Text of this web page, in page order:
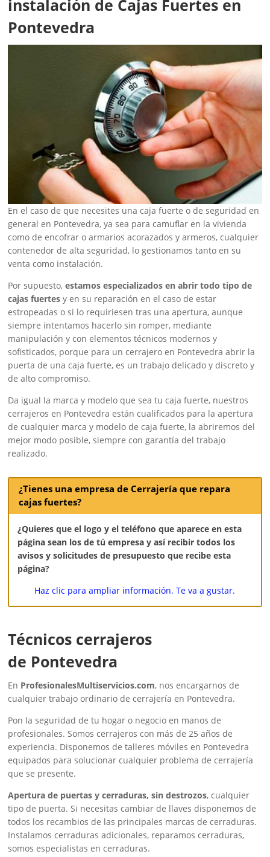
instalación de Cajas Fuertes en
Pontevedra
En el caso de que necesites una caja fuerte o de seguridad en
general en Pontevedra, ya sea para camuflar en la vivienda
como de encofrar o armarios acorazados y armeros, cualquier
contenedor de alta seguridad, lo gestionamos tanto en su
venta como instalación.
Por supuesto,estamos especializados en abrir todo tipo de
cajas fuertes y en su reparación en el caso de estar
estropeadas o si lo requiriesen tras una apertura, aunque
siempre intentamos hacerlo sin romper, mediante
manipulación y con elementos técnicos modernos y
sofisticados, porque para un cerrajero en Pontevedra abrir la
puerta de una caja fuerte, es un trabajo delicado y discreto y
de alto compromiso.
Da igual la marca y modelo que sea tu caja fuerte, nuestros
cerrajeros en Pontevedra están cualificados para la apertura
de cualquier marca y modelo de caja fuerte, la abriremos del
mejor modo posible, siempre con garantía del trabajo
realizado.
¿Tienes una empresa de Cerrajería que repara
cajas fuertes?
¿Quieres que el logo y el teléfono que aparece en esta
página sean los de tú empresa y así recibir todos los
avisos y solicitudes de presupuesto que recibe esta
página?
Haz clic para ampliar información. Te va a gustar.
Técnicos cerrajeros
de Pontevedra
En ProfesionalesMultiservicios.com, nos encargarnos de
cualquier trabajo ordinario de cerrajería en Pontevedra.
Pon la seguridad de tu hogar o negocio en manos de
profesionales. Somos cerrajeros con más de 25 años de
experiencia. Disponemos de talleres móviles en Pontevedra
equipados para solucionar cualquier problema de cerrajería
que se presente.
Apertura de puertas y cerraduras, sin destrozos, cualquier
tipo de puerta. Si necesitas cambiar de llaves disponemos de
todos los recambios de las principales marcas de cerraduras.
Instalamos cerraduras adicionales, reparamos cerraduras,
somos especialistas en cerraduras.